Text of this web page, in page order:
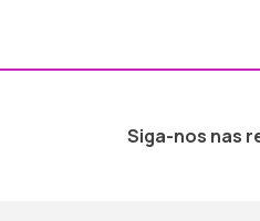
Siga-nos nas